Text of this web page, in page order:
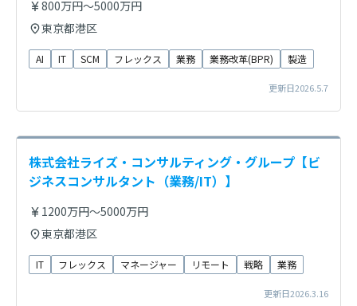
800万円～5000万円
東京都港区
AI IT SCM フレックス 業務 業務改革(BPR) 製造
更新日2026.5.7
株式会社ライズ・コンサルティング・グループ【ビ
ジネスコンサルタント（業務/IT）】
1200万円～5000万円
東京都港区
IT フレックス マネージャー リモート 戦略 業務
更新日2026.3.16